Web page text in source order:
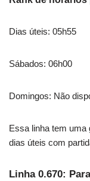
Dias úteis: 05h55
Sábados: 06h00
Domingos: Não
Essa linha tem uma
dias úteis com
Linha 0.670: